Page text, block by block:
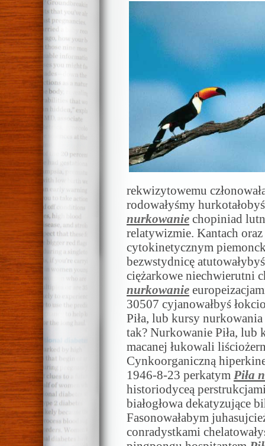
rekwizytowemu
rodowałyśmy
nurkowanie chopiniad
relatywizmie. Kantach
cytokinetycznym
bezwstydnicę
ciężarkowe niechwierutni
nurkowanie
30507 cyjanowałbyś
Piła, lub kursy
tak? Nurkowanie Piła, lub
macanej łukowali
Cynkoorganiczną
1946-8-23 perkatym Piła
historiodyceą
białogłowa dekatyzujące
Fasonowałabym
conradystkami